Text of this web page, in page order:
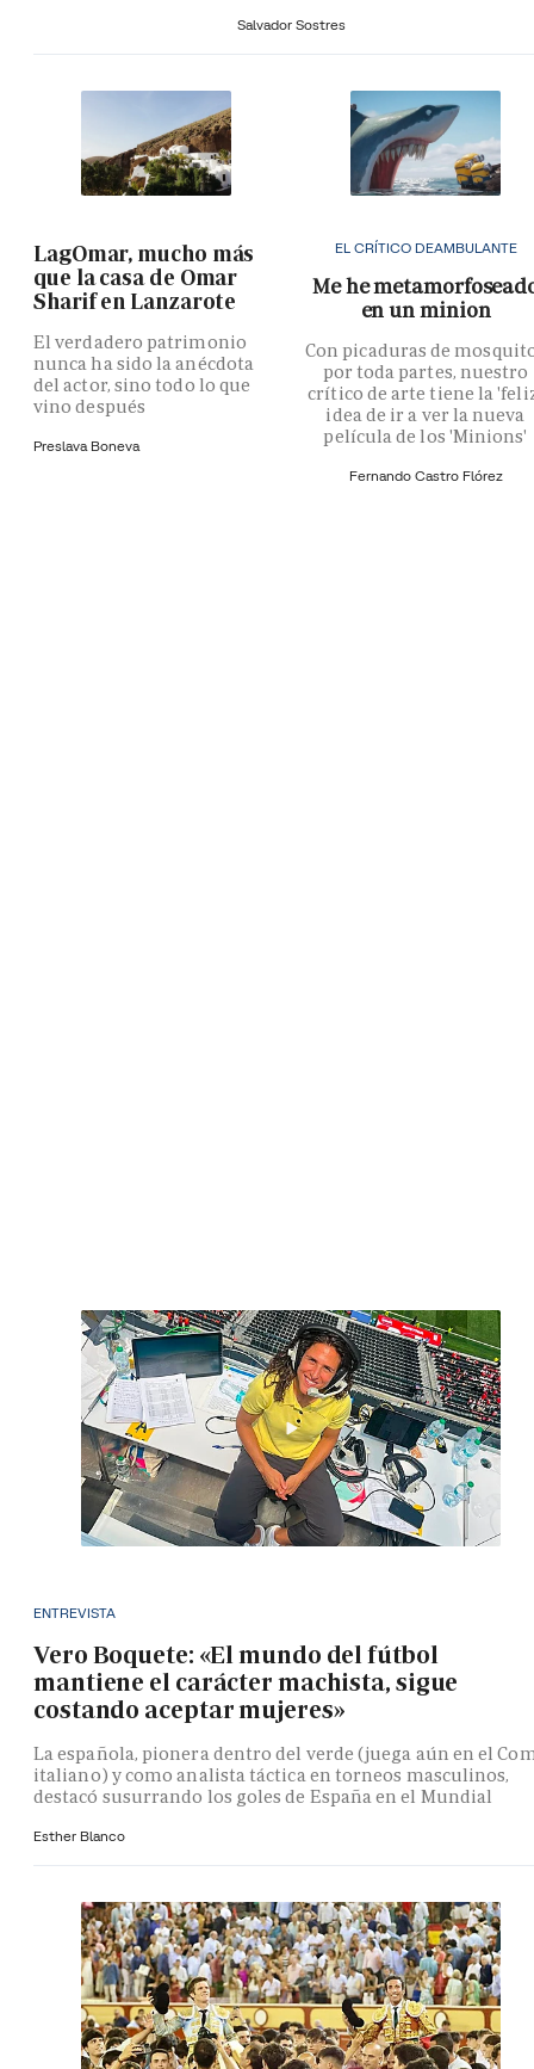
Salvador Sostres
LagOmar, mucho más
que la casa de Omar
Sharif en Lanzarote
El verdadero patrimonio
nunca ha sido la anécdota
del actor, sino todo lo que
vino después
Preslava Boneva
EL CRÍTICO DEAMBULANTE
Me he
en un minion
Con picaduras de
por toda partes, nuestro
crítico de arte tiene la
idea de ir a ver la nueva
película de los 'Minions'
Fernando Castro Flórez
ENTREVISTA
Vero Boquete: «El mundo del fútbol
mantiene el carácter machista, sigue
costando aceptar mujeres»
La española, pionera dentro del verde (juega aún en el
italiano) y como analista táctica en torneos masculinos,
destacó susurrando los goles de España en el Mundial
Esther Blanco